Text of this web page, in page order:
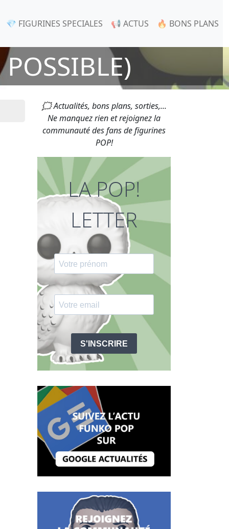
💎 FIGURINES SPECIALES 📢 ACTUS 🔥 BONS PLANS
🗯 Actualités, bons plans, sorties,...
Ne manquez rien et rejoignez la
communauté des fans de figurines
POP!
LA POP!
LETTER
S'INSCRIRE